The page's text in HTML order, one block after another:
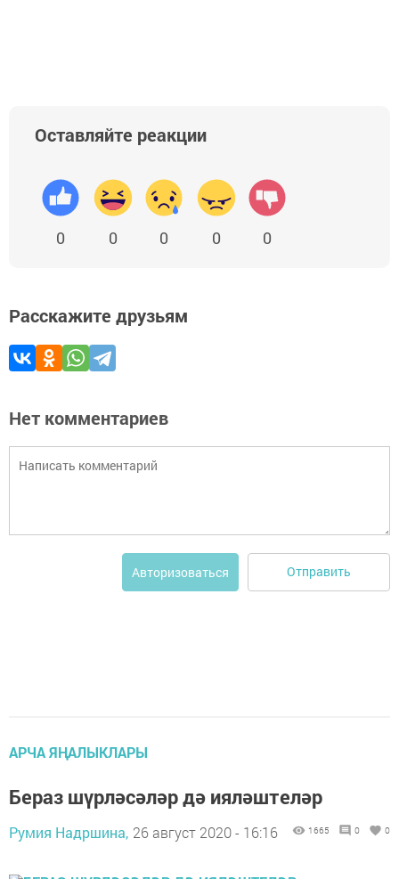
Оставляйте реакции
0 0 0 0 0
Расскажите друзьям
Нет комментариев
Авторизоваться Отправить
АРЧА ЯҢАЛЫКЛАРЫ
Бераз шүрләсәләр дә ияләштеләр
Румия Надршина, 26 август 2020 - 16:16 1665 0 0